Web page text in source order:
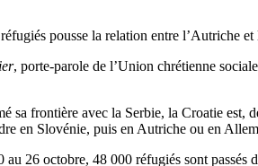
pousse la relation entre l’Autriche
, porte-parole de l’Union chrétienne
sa frontière avec la Serbie, la Croatie est,
en Slovénie, puis en Autriche ou en
au 26 octobre, 48 000 réfugiés sont